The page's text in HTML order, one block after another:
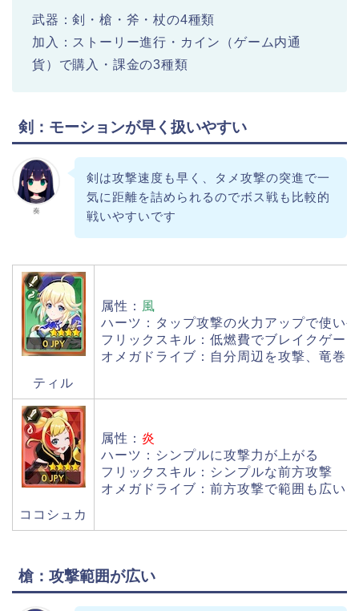
武器：剣・槍・斧・杖の4種類
加入：ストーリー進行・カイン（ゲーム内通
貨）で購入・課金の3種類
剣：モーションが早く扱いやすい
奏
剣は攻撃速度も早く、タメ攻撃の突進で一
気に距離を詰められるのでボス戦も比較的
戦いやすいです
ティル
属性： 風
ハーツ：タップ攻撃の火力アップで使い
フリックスキル：低燃費でブレイクゲー
オメガドライブ：自分周辺を攻撃、竜巻
ココシュカ
属性： 炎
ハーツ：シンプルに攻撃力が上がる
フリックスキル：シンプルな前方攻撃
オメガドライブ：前方攻撃で範囲も広い
槍：攻撃範囲が広い